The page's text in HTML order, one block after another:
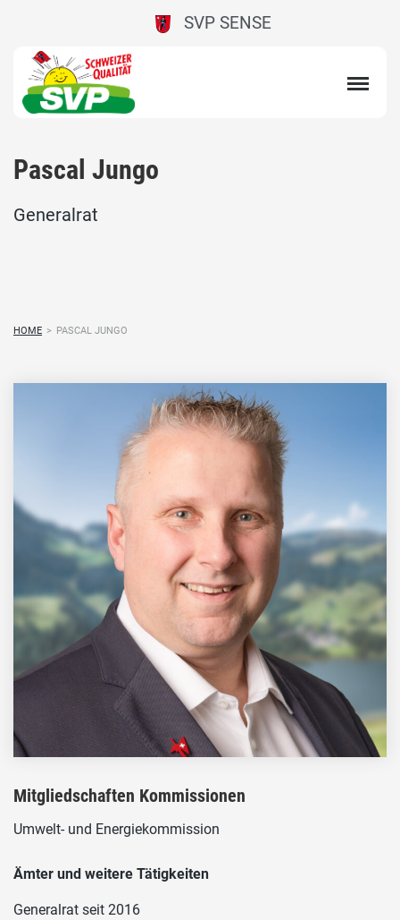
SVP SENSE
Pascal Jungo
Generalrat
HOME > PASCAL JUNGO
Mitgliedschaften Kommissionen
Umwelt- und Energiekommission
Ämter und weitere Tätigkeiten
Generalrat seit 2016